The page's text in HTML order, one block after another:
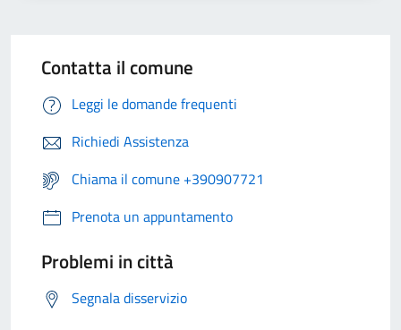
Contatta il comune
Leggi le domande frequenti
Richiedi Assistenza
Chiama il comune +390907721
Prenota un appuntamento
Problemi in città
Segnala disservizio